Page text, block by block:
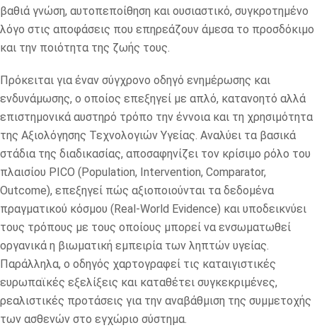
βαθιά γνώση, αυτοπεποίθηση και ουσιαστικό, συγκροτημένο
λόγο στις αποφάσεις που επηρεάζουν άμεσα το προσδόκιμο
και την ποιότητα της ζωής τους.
Πρόκειται για έναν σύγχρονο οδηγό ενημέρωσης και
ενδυνάμωσης, ο οποίος επεξηγεί με απλό, κατανοητό αλλά
επιστημονικά αυστηρό τρόπο την έννοια και τη χρησιμότητα
της Αξιολόγησης Τεχνολογιών Υγείας. Αναλύει τα βασικά
στάδια της διαδικασίας, αποσαφηνίζει τον κρίσιμο ρόλο του
πλαισίου PICO (Population, Intervention, Comparator,
Outcome), επεξηγεί πώς αξιοποιούνται τα δεδομένα
πραγματικού κόσμου (Real-World Evidence) και υποδεικνύει
τους τρόπους με τους οποίους μπορεί να ενσωματωθεί
οργανικά η βιωματική εμπειρία των ληπτών υγείας.
Παράλληλα, ο οδηγός χαρτογραφεί τις καταιγιστικές
ευρωπαϊκές εξελίξεις και καταθέτει συγκεκριμένες,
ρεαλιστικές προτάσεις για την αναβάθμιση της συμμετοχής
των ασθενών στο εγχώριο σύστημα.